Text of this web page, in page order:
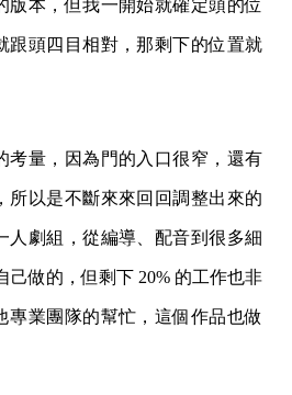
版本，但我一開始就確定頭的位
跟頭四目相對，那剩下的位置就
考量，因為門的入口很窄，還有
所以是不斷來來回回調整出來的
人劇組，從編導、配音到很多細
己做的，但剩下 20% 的工作也非
專業團隊的幫忙，這個作品也做